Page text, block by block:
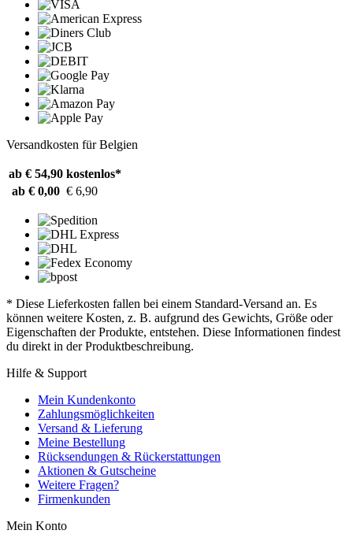
Versandkosten für Belgien
ab € 54,90 kostenlos*
ab € 0,00 € 6,90
* Diese Lieferkosten fallen bei einem Standard-Versand an. Es
können weitere Kosten, z. B. aufgrund des Gewichts, Größe oder
Eigenschaften der Produkte, entstehen. Diese Informationen findest
du direkt in der Produktbeschreibung.
Hilfe & Support
Mein Kundenkonto
Zahlungsmöglichkeiten
Versand & Lieferung
Meine Bestellung
Rücksendungen & Rückerstattungen
Aktionen & Gutscheine
Weitere Fragen?
Firmenkunden
Mein Konto